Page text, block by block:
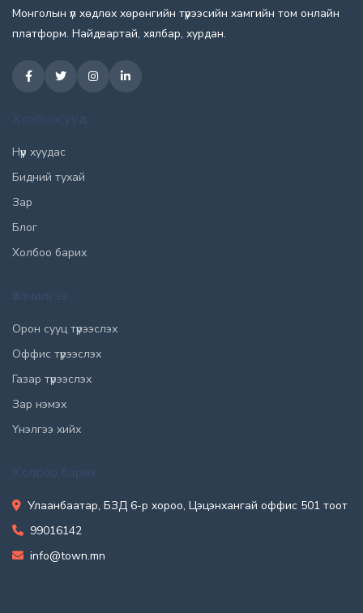
Монголын үл хөдлөх хөрөнгийн түрээсийн хамгийн том онлайн
платформ. Найдвартай, хялбар, хурдан.
Нүүр хуудас
Бидний тухай
Зар
Блог
Холбоо барих
Орон сууц түрээслэх
Оффис түрээслэх
Газар түрээслэх
Зар нэмэх
Үнэлгээ хийх
Улаанбаатар, БЗД 6-р хороо, Цэцэнхангай оффис 501 тоот
99016142
info@town.mn